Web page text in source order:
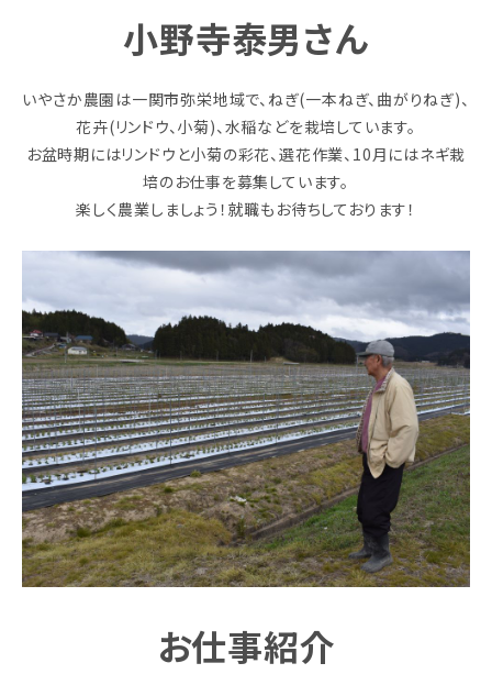
小野寺泰男さん
いやさか農園は一関市弥栄地域で、ねぎ(一本ねぎ、曲がりねぎ)、
花卉(リンドウ、小菊)、水稲などを栽培しています。
お盆時期にはリンドウと小菊の彩花、選花作業、10月にはネギ栽
培のお仕事を募集しています。
楽しく農業しましょう！就職もお待ちしております！
お仕事紹介